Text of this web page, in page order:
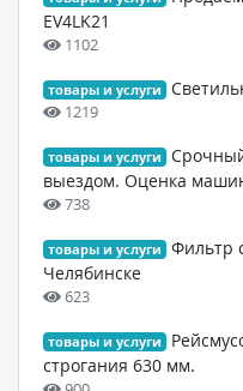
EV4LK21
1102
товары и услуги
1219
товары и услуги
выездом. Оценка
738
товары и услуги
Фильтр
Челябинске
623
товары и услуги
строгания 630 мм.